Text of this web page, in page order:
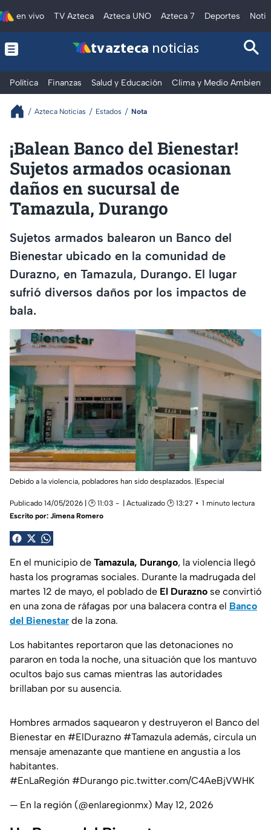
en vivo TV Azteca Azteca UNO Azteca 7 Deportes
tv azteca noticias
Política Finanzas Salud y Educación Clima y Medio Ambiente
Azteca Noticias Estados Nota
¡Balean Banco del Bienestar!
Sujetos armados ocasionan
daños en sucursal de
Tamazula, Durango
Sujetos armados balearon un Banco del
Bienestar ubicado en la comunidad de
Durazno, en Tamazula, Durango. El lugar
sufrió diversos daños por los impactos de
bala.
Debido a la violencia, pobladores han sido desplazados. |Especial
Publicado 14/05/2026 | 🕑 11:03 | Actualizado 🕑 13:27
1 minuto lectura
Escrito por: Jimena Romero
En el municipio de Tamazula, Durango, la violencia llegó
hasta los programas sociales. Durante la madrugada del
martes 12 de mayo, el poblado de El Durazno se convirtió
en una zona de ráfagas por una balacera contra el Banco
del Bienestar de la zona.
Los habitantes reportaron que las detonaciones no
pararon en toda la noche, una situación que los mantuvo
ocultos bajo sus camas mientras las autoridades
brillaban por su ausencia.
Hombres armados saquearon y destruyeron el Banco del
Bienestar en #ElDurazno #Tamazula además, circula un
mensaje amenazante que mantiene en angustia a los
habitantes.
#EnLaRegión #Durango pic.twitter.com/C4AeBjVWHK
— En la región (@enlaregionmx) May 12, 2026